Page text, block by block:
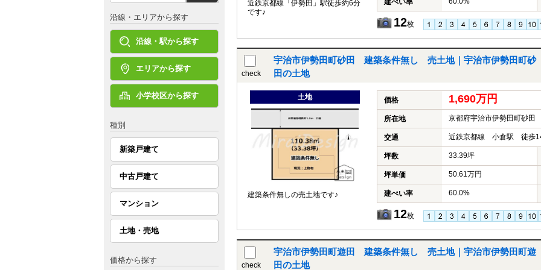
近鉄京都線「伊勢田」駅徒歩約6分
です♪
建ぺい率
12枚
check
宇治市伊勢田町砂田 建築条件無し 売土地｜宇治市伊勢田町砂
田の土地
土地
建築条件無しの売土地です♪
価格 1,690万円
所在地 京都府宇治市伊勢田町砂田
交通 近鉄京都線 小倉駅 徒歩
坪数 33.39坪
坪単価 50.61万円
建ぺい率 60.0%
12枚
check
宇治市伊勢田町遊田 建築条件無し 売土地｜宇治市伊勢田町遊
田の土地
沿線・エリアから探す
沿線・駅から探す
エリアから探す
小学校区から探す
種別
新築戸建て
中古戸建て
マンション
土地・売地
価格から探す